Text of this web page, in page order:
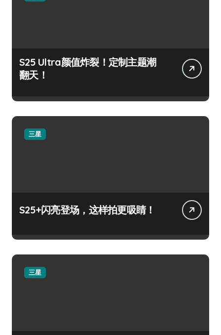
S25 Ultra颜值炸裂！定制主题潮
翻天！
三星
S25+闪亮登场，这样拍更吸睛！
三星